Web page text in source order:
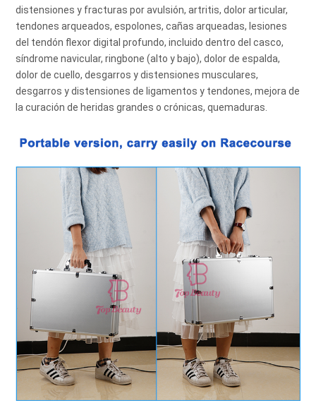
distensiones y fracturas por avulsión, artritis, dolor articular,
tendones arqueados, espolones, cañas arqueadas, lesiones
del tendón flexor digital profundo, incluido dentro del casco,
síndrome navicular, ringbone (alto y bajo), dolor de espalda,
dolor de cuello, desgarros y distensiones musculares,
desgarros y distensiones de ligamentos y tendones, mejora de
la curación de heridas grandes o crónicas, quemaduras.